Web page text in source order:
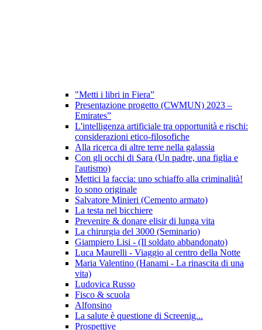
"Metti i libri in Fiera”
Presentazione progetto (CWMUN) 2023 –
Emirates”
L'intelligenza artificiale tra opportunità e rischi:
considerazioni etico-filosofiche
Alla ricerca di altre terre nella galassia
Con gli occhi di Sara (Un padre, una figlia e
l'autismo)
Mettici la faccia: uno schiaffo alla criminalità!
Io sono originale
Salvatore Minieri (Cemento armato)
La testa nel bicchiere
Prevenire & donare elisir di lunga vita
La chirurgia del 3000 (Seminario)
Giampiero Lisi - (Il soldato abbandonato)
Luca Maurelli - Viaggio al centro della Notte
Maria Valentino (Hanami - La rinascita di una
vita)
Ludovica Russo
Fisco & scuola
Alfonsino
La salute è questione di Screenig...
Prospettive